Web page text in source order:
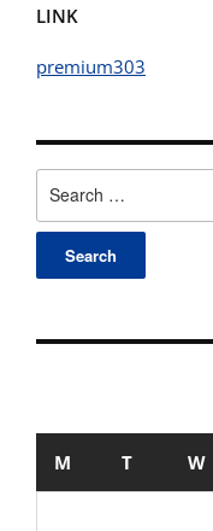
LINK
premium303
for:
M T W